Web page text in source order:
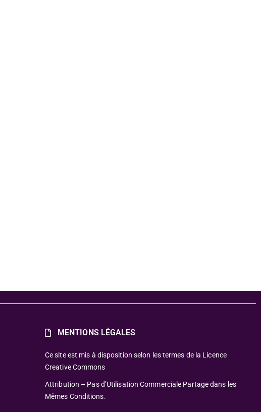
MENTIONS LÉGALES
Ce site est mis à disposition selon les termes de la Licence
Creative Commons
Attribution – Pas d’Utilisation Commerciale Partage dans les
Mêmes Conditions.